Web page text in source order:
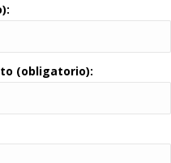
(obligatorio):